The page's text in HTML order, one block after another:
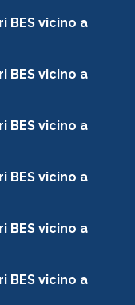
BES vicino a
BES vicino a
BES vicino a
BES vicino a
BES vicino a
BES vicino a